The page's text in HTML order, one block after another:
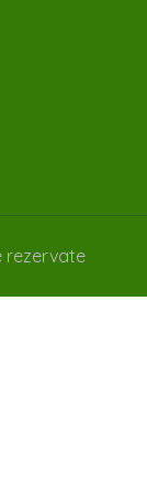
rezervate